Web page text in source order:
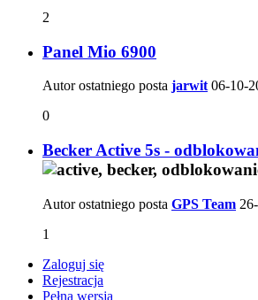
2
Panel Mio 6900
Autor ostatniego posta jarwit 06-10-
0
Becker Active 5s -
Autor ostatniego posta GPS Team
1
Zaloguj się
Rejestracja
Pełna wersja